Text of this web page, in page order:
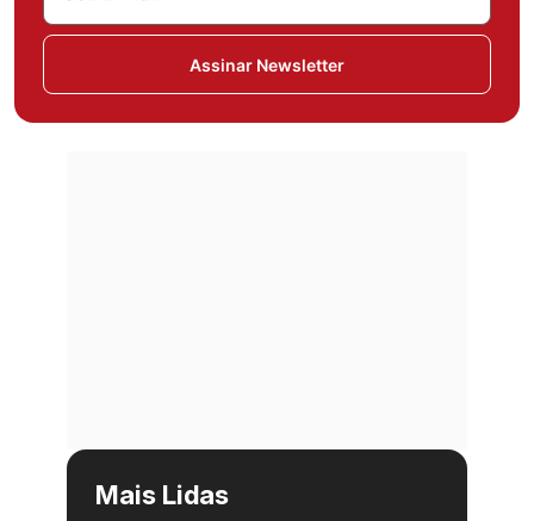
Assinar Newsletter
Mais Lidas